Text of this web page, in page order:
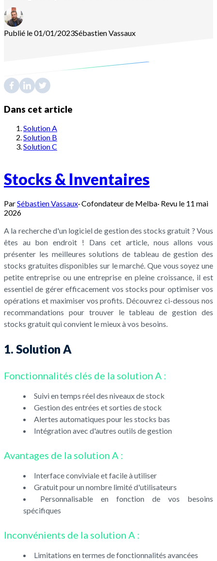
Publié le 01/01/2023SébastienVassaux
Dans cet article
Solution A
Solution B
Solution C
Stocks & Inventaires
ParSébastien Vassaux·Cofondateur de Melba· Revu le 11 mai
2026
A la recherche d'un logiciel de gestion des stocks gratuit ? Vous
êtes au bon endroit ! Dans cet article, nous allons vous
présenter les meilleures solutions de tableau de gestion des
stocks gratuites disponibles sur le marché. Que vous soyez une
petite entreprise ou une entreprise en pleine croissance, il est
essentiel de gérer efficacement vos stocks pour optimiser vos
opérations et maximiser vos profits. Découvrez ci-dessous nos
recommandations pour trouver le tableau de gestion des
stocks gratuit qui convient le mieux à vos besoins.
1. Solution A
Fonctionnalités clés de la solution A :
Suivi en temps réel des niveaux de stock
Gestion des entrées et sorties de stock
Alertes automatiques pour les stocks bas
Intégration avec d'autres outils de gestion
Avantages de la solution A :
Interface conviviale et facile à utiliser
Gratuit pour un nombre limité d'utilisateurs
Personnalisable en fonction de vos besoins
spécifiques
Inconvénients de la solution A :
Limitations en termes de fonctionnalités avancées